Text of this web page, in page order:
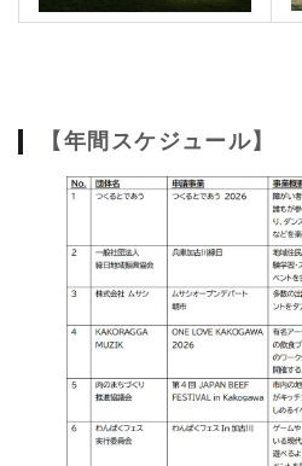
【年間スケジュール】